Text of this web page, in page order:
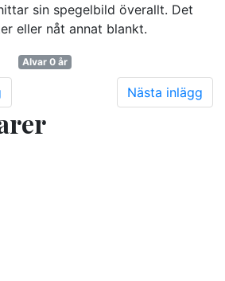
sin spegelbild överallt. Det
eller nåt annat blankt.
Alvar 0 år
Nästa inlägg